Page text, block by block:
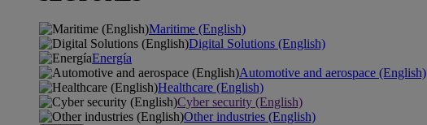
Maritime (English)
Digital Solutions (English)
Energía
Automotive and aerospace (English)
Healthcare (English)
Cyber security (English)
Other industries (English)